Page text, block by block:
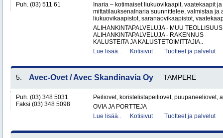
Puh. (03) 511 61
Inaria – kotimaiset liukuovikaapit, vaatekaapit
mittatilauksenaInaria suunnittelee, valmistaa ja
liukuovikaapistot, saranaovikaapistot,
ALIHANKINTAPALVELUJA - MUU TEOLLISUUS
ALIHANKINTAPALVELUJA - RAKENNUS
KALUSTEITA JA KALUSTETOIMITTAJIA..
Lue lisää..
Kotisivut Tuotteet ja palvelut
5. Avec-Ovet / Avec Skandinavia Oy TAMPERE
Puh. (03) 348 5031
Faksi (03) 348 5098
Peiliovet, koristelistapeiliovet, puupaneeliovet,
OVIA JA PORTTEJA
Lue lisää..
Kotisivut Tuotteet ja palvelut